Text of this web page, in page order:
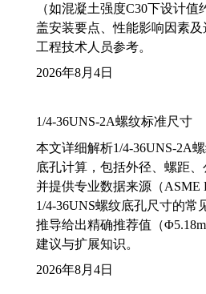
（如混凝土强度C30下设计值
盖安装要点、性能影响因素
工程技术人员参考。
2026年8月4日
1/4-36UNS-2A螺纹标准尺寸
本文详细解析1/4-36UNS-2A
底孔计算，包括外径、螺距、
并提供专业数据来源（ASME
1/4-36UNS螺纹底孔尺寸的常
推导给出精确推荐值（
建议与扩展知识。
2026年8月4日